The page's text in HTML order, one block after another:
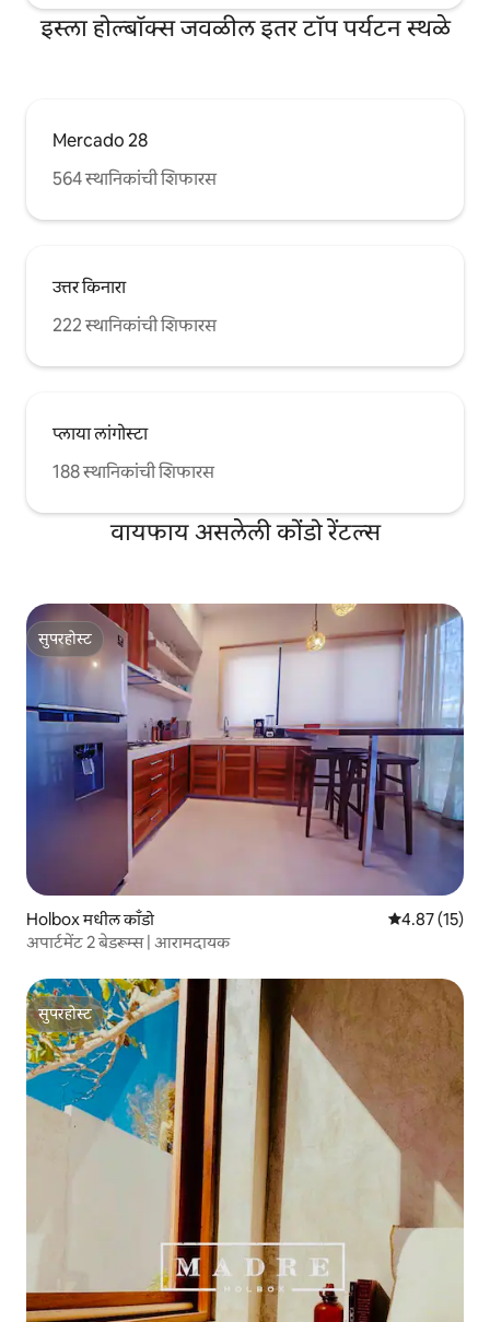
इस्ला होल्बॉक्स जवळील इतर टॉप पर्यटन स्थळे
Mercado 28
564 स्थानिकांची शिफारस
उत्तर किनारा
222 स्थानिकांची शिफारस
प्लाया लांगोस्टा
188 स्थानिकांची शिफारस
वायफाय असलेली कोंडो रेंटल्स
सुपरहोस्ट
सुपरहोस्ट
Holbox मधील काँडो 5 पैकी 4.87
4.87 (15)
अपार्टमेंट 2 बेडरूम्स | आरामदायक
सुपरहोस्ट
सुपरहोस्ट